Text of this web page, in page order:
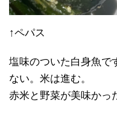
↑ペパス
塩味のついた白身魚で
ない。米は進む。
赤米と野菜が美味かっ